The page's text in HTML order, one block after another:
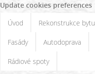
Update cookies preferences
Úvod
Rekonstrukce bytu
Fasády Autodoprava
Rádiové spoty